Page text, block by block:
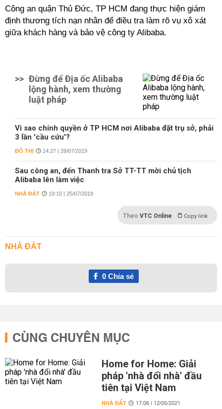
Công an quận Thủ Đức, TP HCM đang thực hiện giám
định thương tích nạn nhân để điều tra làm rõ vụ xô xát
giữa khách hàng và bảo vệ công ty Alibaba.
>> Đừng để Địa ốc Alibaba
lộng hành, xem thường
luật pháp
Vì sao chính quyền ở TP HCM nơi Alibaba đặt trụ sở, phải
3 lần 'cầu cứu'?
ĐÔ THỊ 14:27 | 26/07/2019
Sau công an, đến Thanh tra Sở TT-TT mời chủ tịch
Alibaba lên làm việc
NHÀ ĐẤT 19:10 | 25/07/2019
Theo VTC Online Copy link
NHÀ ĐẤT
0Chia sẻ
CÙNG CHUYÊN MỤC
Home for Home: Giải
pháp 'nhà đổi nhà' đầu
tiên tại Việt Nam
NHÀ ĐẤT 17:06 | 12/05/2021